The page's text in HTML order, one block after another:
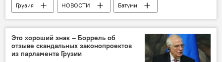
Грузия НОВОСТИ
Батуми
Департамент автомобильных дорог
Это хороший знак – Боррель об
отзыве скандальных законопроектов
из парламента Грузии